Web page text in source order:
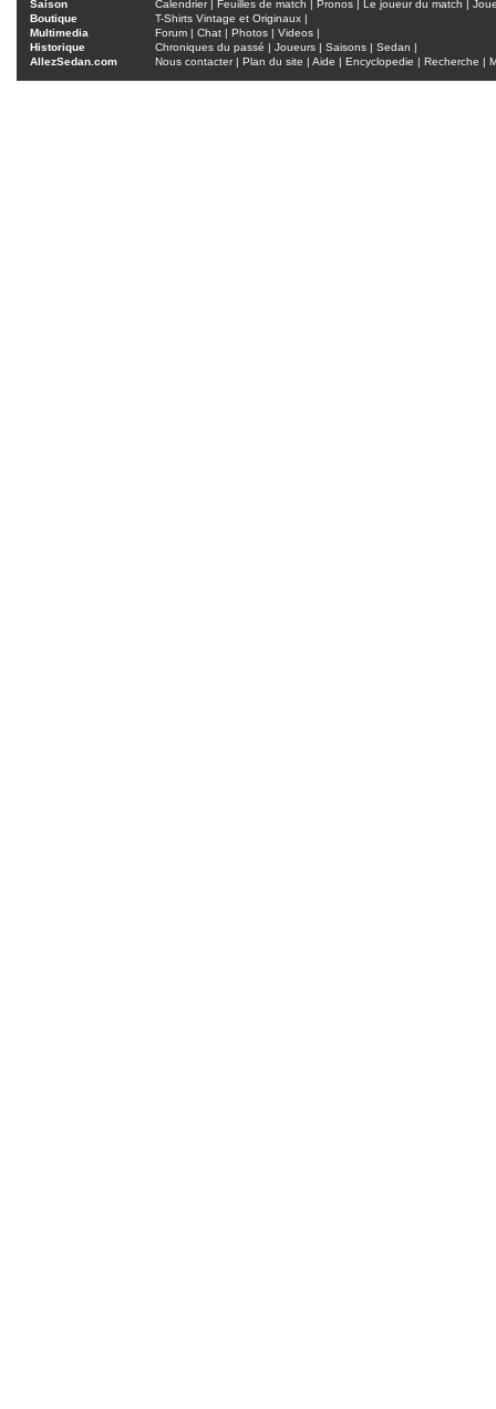
Saison Calendrier| Feuilles de match Pronos Le joueur du match
Boutique
T-Shirts Vintage et Originaux |
Multimedia
Forum | Chat | Photos | Videos |
Historique
Chroniques du passé | Joueurs | Saisons | Sedan |
AllezSedan.com
Nous contacter| Plan du site | Aide | Encyclopedie | Recherche |